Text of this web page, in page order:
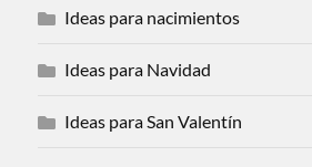
Ideas para nacimientos
Ideas para Navidad
Ideas para San Valentín